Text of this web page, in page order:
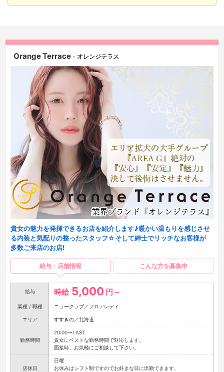
Orange Terrace - オレンジテラス
貴女の魅力を発揮できるお店を紹介します♪暖かい温もりを感じさせ
る内装と気配りの整ったスタッフ☆そして紳士でリッチなお客様が
多数ご来店のお店!
給与・店舗情報 こんな方を募集中
給与 時給 5,000 円～
業種 / 職種 ニュークラブ／フロアレディ
エリア すすきの／北海道
勤務時間
20:00〜LAST
貴女にベストな勤務時間で対応します。
面接時、お気軽にご相談して下さい。
店休日
日曜
お休みはシフト制ですのでお好きな日に出勤できます。